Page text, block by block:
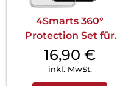
4Smarts 360°
Protection Set für
Samsung Galaxy A27
5G Transparent
16,90 €
inkl. MwSt.